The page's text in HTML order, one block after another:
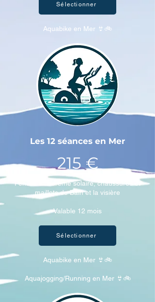
Sélectionner
Aquabike en Mer 👙🚲
Les 12 séances en Mer
215 €
Pensez à la crême solaire, chaussures et
maillots de Bain et la visière
Valable 12 mois
Sélectionner
Aquabike en Mer 👙🚲
Aquajogging/Running en Mer 👙🚲